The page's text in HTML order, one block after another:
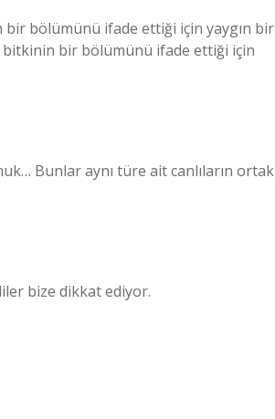
bir bölümünü ifade ettiği için yaygın bir
bitkinin bir bölümünü ifade ettiği için
Bunlar aynı türe ait canlıların ortak
bize dikkat ediyor.